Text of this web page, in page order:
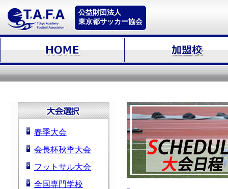
公益財団法人
東京都サッカー協会
春季大会
会長杯秋季大会
フットサル大会
全国専門学校